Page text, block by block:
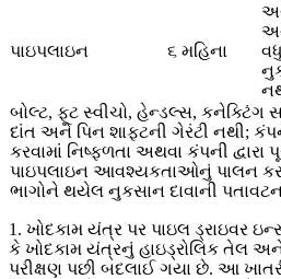
પાઇપલાઇન ૬ મહિના
બોલ્ટ, ફૂટ સ્વીચો, હેન્ડલ્સ, કનેક્ટિંગ
દાંત અને પિન શાફ્ટની ગેરંટી નથી;
કરવામાં નિષ્ફળતા અથવા કંપની દ્વારા
પાઇપલાઇન આવશ્યકતાઓનું પાલન
ભાગોને થયેલ નુકસાન દાવાની
1. ખોદકામ યંત્ર પર પાઇલ ડ્રાઇવર
કે ખોદકામ યંત્રનું હાઇડ્રોલિક તેલ
પરીક્ષણ પછી બદલાઈ ગયા છે. આ